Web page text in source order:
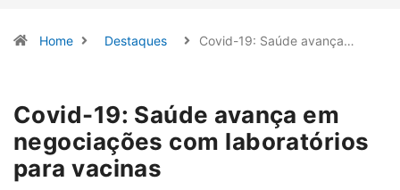
Home Destaques Covid-19: Saúde avança…
Covid-19: Saúde avança em
negociações com laboratórios
para vacinas